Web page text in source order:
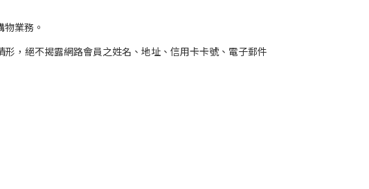
業務。
，絕不揭露網路會員之姓名、地址、信用卡卡號、電子郵件